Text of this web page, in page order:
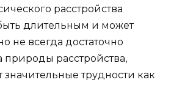
расстройства
длительным и может
не всегда достаточно
природы расстройства,
значительные трудности как